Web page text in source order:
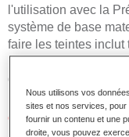
l'utilisation avec la
système de base
faire les teintes inclut
nécessaires pour la
des voitures de
Caractéristiques
Nous utilisons vos
sites et nos services, pour
fournir un contenu et une
droite, vous pouvez